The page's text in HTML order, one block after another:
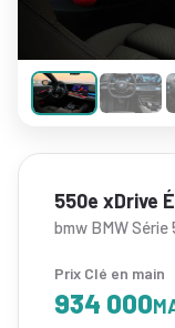
550e xDrive
bmw BMW Série
Prix Clé en main
934 000